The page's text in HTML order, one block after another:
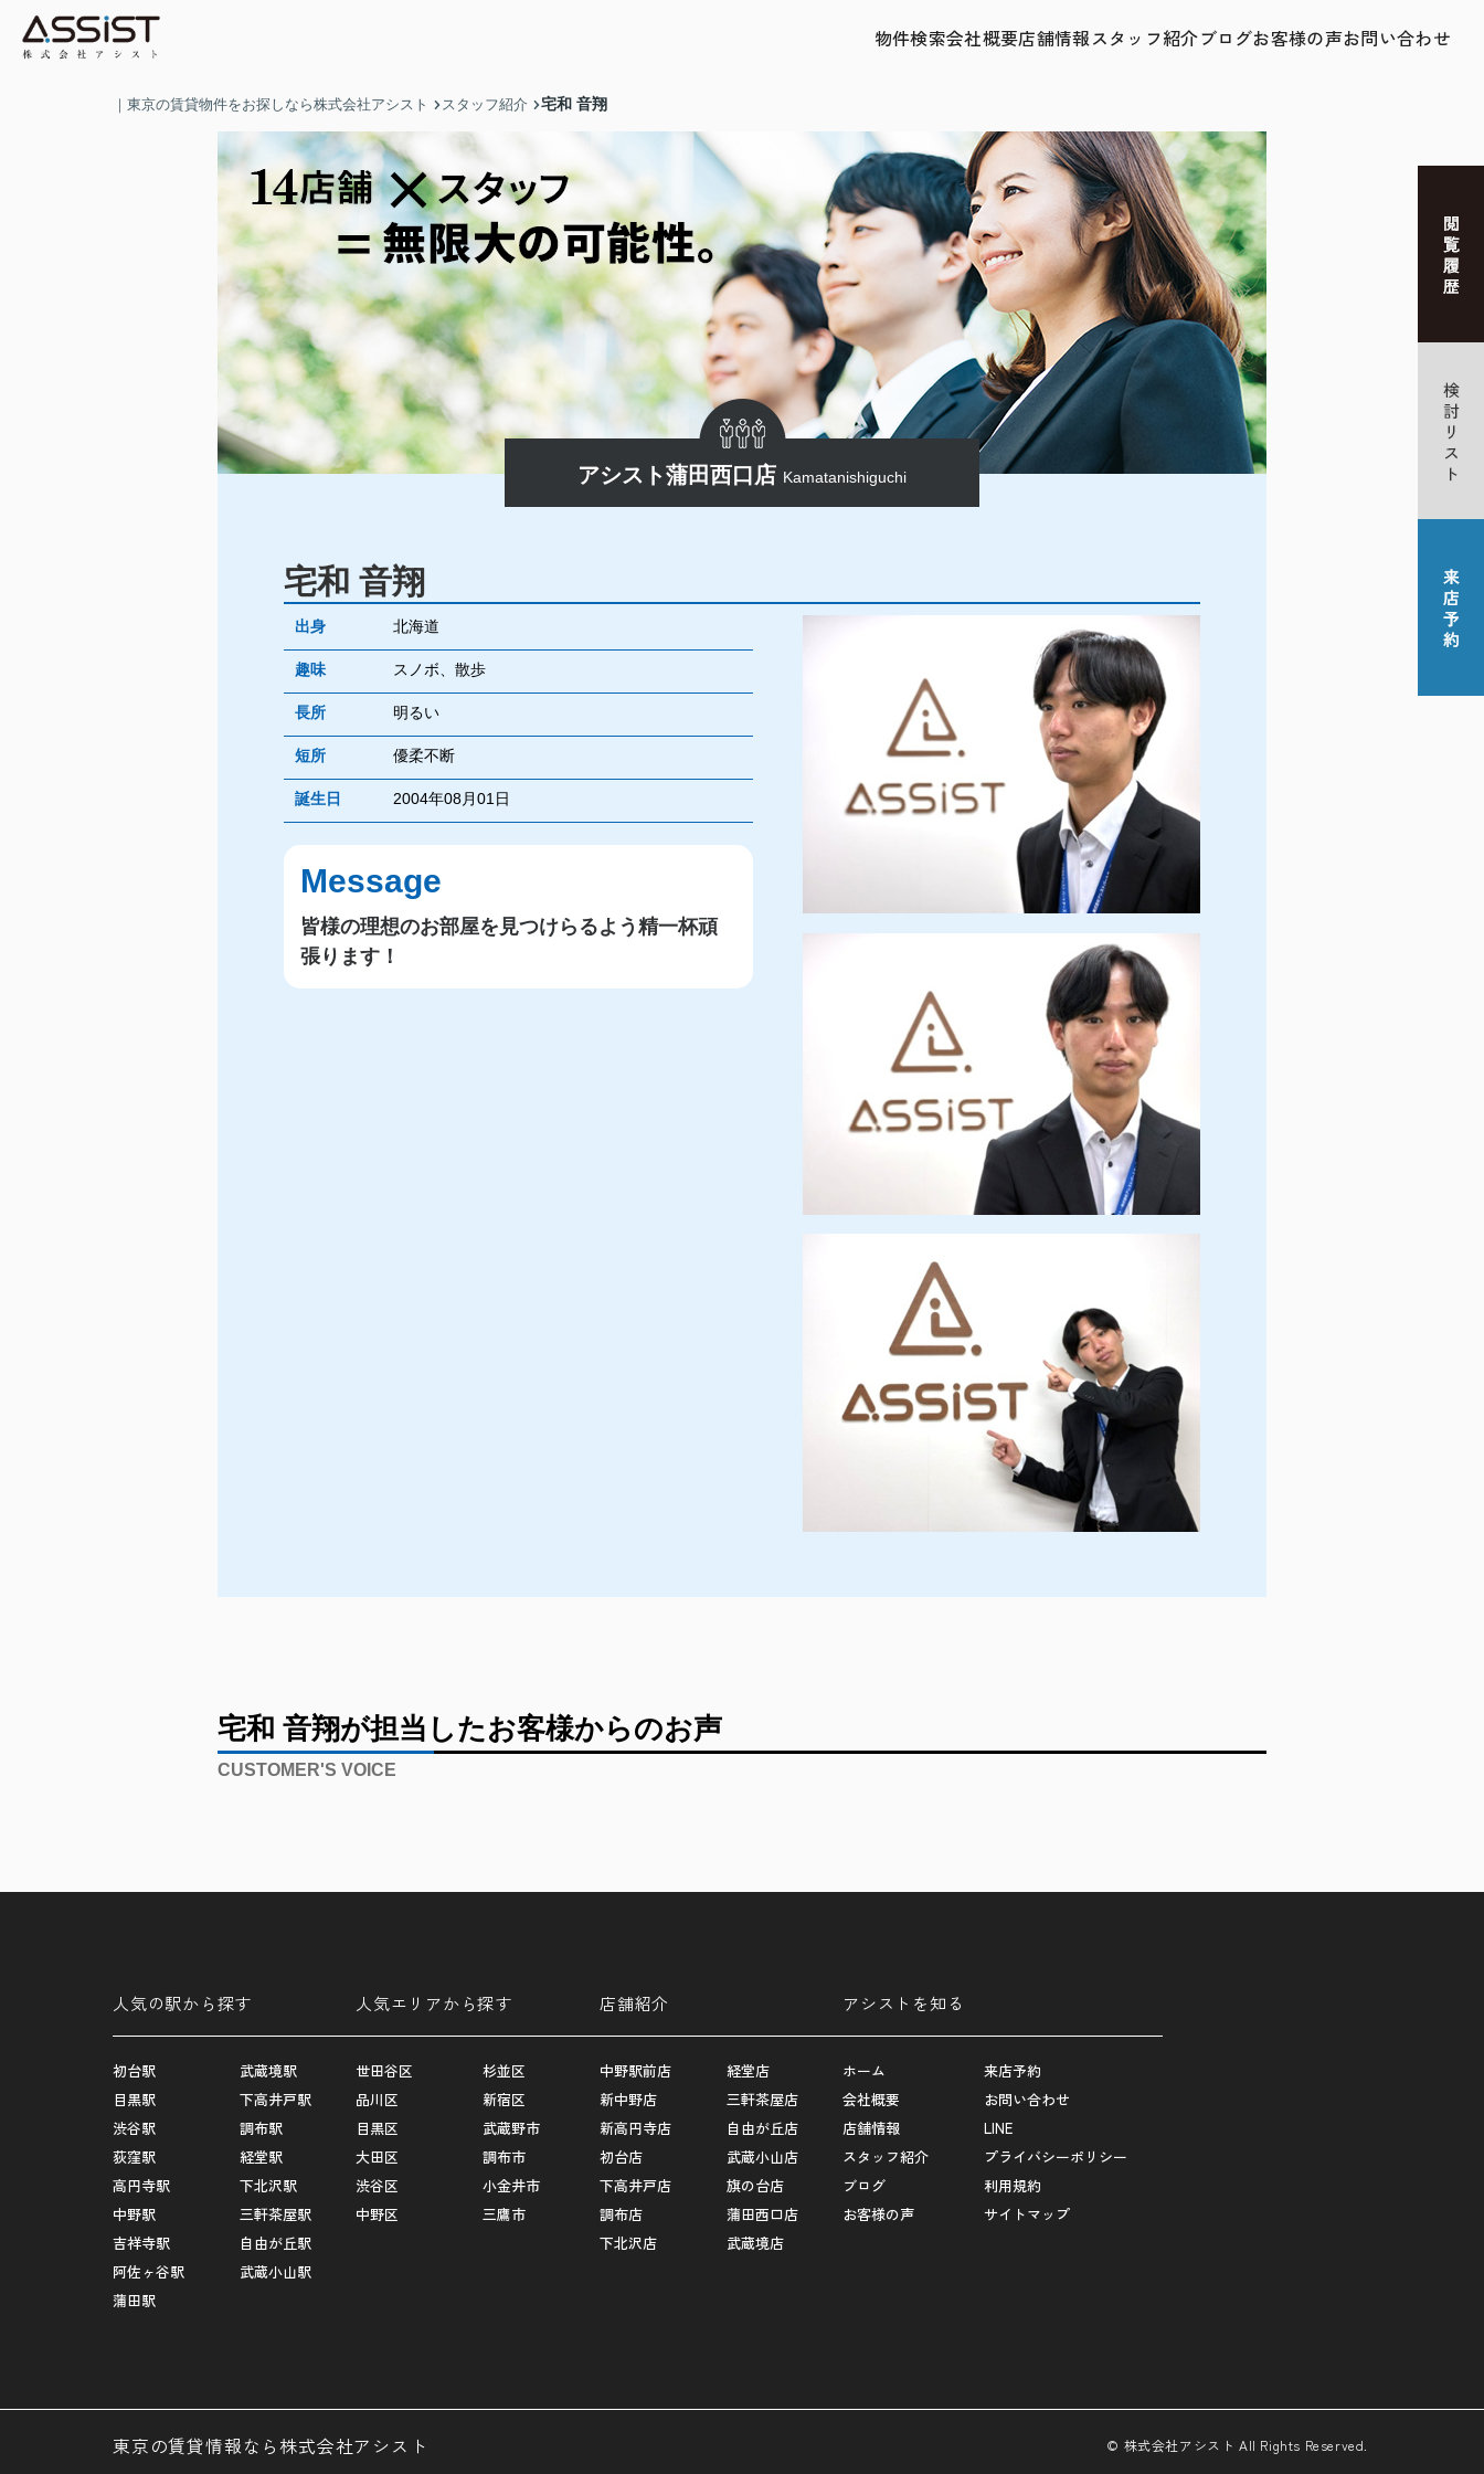
物件検索会社概要店舗情報スタッフ紹介ブログお客様の声お問い合わせ
｜東京の賃貸物件をお探しなら株式会社アシスト スタッフ紹介 宅和 音翔
アシスト蒲田西口店 Kamatanishiguchi
宅和 音翔
出身 北海道
趣味 スノボ、散歩
長所 明るい
短所 優柔不断
誕生日 2004年08月01日
Message
皆様の理想のお部屋を見つけらるよう精一杯頑
張ります！
宅和 音翔が担当したお客様からのお声
CUSTOMER'S VOICE
人気の駅から探す
初台駅
目黒駅
渋谷駅
荻窪駅
高円寺駅
中野駅
吉祥寺駅
阿佐ヶ谷駅
蒲田駅
武蔵境駅
下高井戸駅
調布駅
経堂駅
下北沢駅
三軒茶屋駅
自由が丘駅
武蔵小山駅
人気エリアから探す
世田谷区
品川区
目黒区
大田区
渋谷区
中野区
杉並区
新宿区
武蔵野市
調布市
小金井市
三鷹市
店舗紹介
中野駅前店
新中野店
新高円寺店
初台店
下高井戸店
調布店
下北沢店
経堂店
三軒茶屋店
自由が丘店
武蔵小山店
旗の台店
蒲田西口店
武蔵境店
アシストを知る
ホーム
会社概要
店舗情報
スタッフ紹介
ブログ
お客様の声
来店予約
お問い合わせ
LINE
プライバシーポリシー
利用規約
サイトマップ
東京の賃貸情報なら株式会社アシスト © 株式会社アシスト All Rights Reserved.